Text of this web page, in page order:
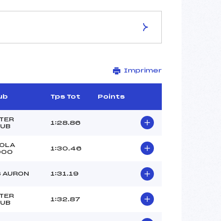
STADE DE COMPETITION
–
3600/11/18
Imprimer
Tps Tot Points
1:28.86
1:30.46
AURON 1:31.19
1:32.87